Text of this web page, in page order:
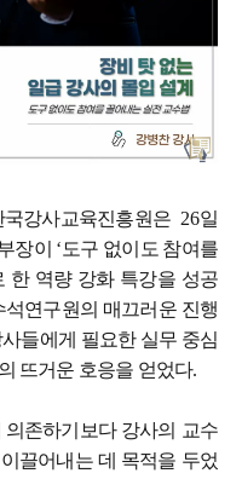
국강사교육진흥원은 26일
장이 ‘도구 없이도 참여를
한 역량 강화 특강을 성공
석연구원의 매끄러운 진행
들에게 필요한 실무 중심
뜨거운 호응을 얻었다.
존하기보다 강사의 교수
끌어내는 데 목적을 두었